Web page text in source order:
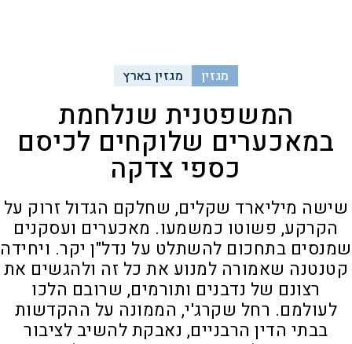
מגזין מגזין בארץ
המשפטנית שנלחמת
במאכערים שלוקחים לכיסם
כספי צדקה
שישה מיליארד שקלים, שחלקם הגדול זרוק על
הקרקע, פשוטו כמשמעו. מאכערים ועסקנים
שמנסים בתחכום להשתלט על נדל"ן יקר. ויחידה
קטנטנה שאמורה למנוע את כל זה ולהגשים את
רצונם של נדבנים ותורמים, שרובם הלכו
לעולמם. רחל שקרג'י, הממונה על ההקדשות
בבתי הדין הרבניים, נאבקת להשיב לציבור